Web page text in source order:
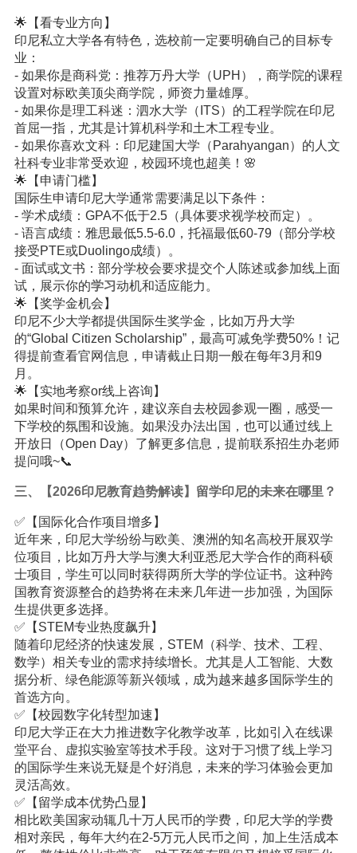
🌟【看专业方向】
印尼私立大学各有特色，选校前一定要明确自己的目标专
业：
- 如果你是商科党：推荐万丹大学（UPH），商学院的课程
设置对标欧美顶尖商学院，师资力量雄厚。
- 如果你是理工科迷：泗水大学（ITS）的工程学院在印尼
首屈一指，尤其是计算机科学和土木工程专业。
- 如果你喜欢文科：印尼建国大学（Parahyangan）的人文
社科专业非常受欢迎，校园环境也超美！🌸
🌟【申请门槛】
国际生申请印尼大学通常需要满足以下条件：
- 学术成绩：GPA不低于2.5（具体要求视学校而定）。
- 语言成绩：雅思最低5.5-6.0，托福最低60-79（部分学校
接受PTE或Duolingo成绩）。
- 面试或文书：部分学校会要求提交个人陈述或参加线上面
试，展示你的学习动机和适应能力。
🌟【奖学金机会】
印尼不少大学都提供国际生奖学金，比如万丹大学
的“Global Citizen Scholarship”，最高可减免学费50%！记
得提前查看官网信息，申请截止日期一般在每年3月和9
月。
🌟【实地考察or线上咨询】
如果时间和预算允许，建议亲自去校园参观一圈，感受一
下学校的氛围和设施。如果没办法出国，也可以通过线上
开放日（Open Day）了解更多信息，提前联系招生办老师
提问哦~📞
三、【2026印尼教育趋势解读】留学印尼的未来在哪里？
✅【国际化合作项目增多】
近年来，印尼大学纷纷与欧美、澳洲的知名高校开展双学
位项目，比如万丹大学与澳大利亚悉尼大学合作的商科硕
士项目，学生可以同时获得两所大学的学位证书。这种跨
国教育资源整合的趋势将在未来几年进一步加强，为国际
生提供更多选择。
✅【STEM专业热度飙升】
随着印尼经济的快速发展，STEM（科学、技术、工程、
数学）相关专业的需求持续增长。尤其是人工智能、大数
据分析、绿色能源等新兴领域，成为越来越多国际学生的
首选方向。
✅【校园数字化转型加速】
印尼大学正在大力推进数字化教学改革，比如引入在线课
堂平台、虚拟实验室等技术手段。这对于习惯了线上学习
的国际学生来说无疑是个好消息，未来的学习体验会更加
灵活高效。
✅【留学成本优势凸显】
相比欧美国家动辄几十万人民币的学费，印尼大学的学费
相对亲民，每年大约在2-5万元人民币之间，加上生活成本